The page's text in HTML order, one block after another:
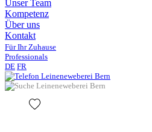
Unser Team
Kompetenz
Über uns
Kontakt
Für Ihr Zuhause
Professionals
DE FR